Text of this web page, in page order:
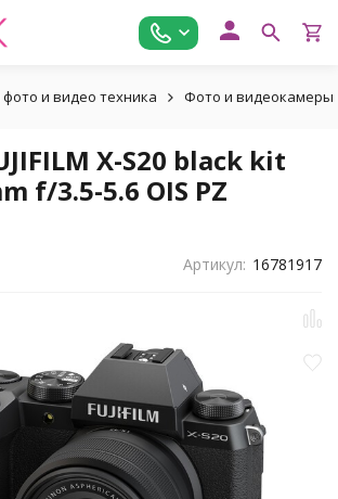
фото и видео техника Фото и видеокамеры
X-S20 black kit
f/3.5-5.6 OIS PZ
Артикул: 16781917